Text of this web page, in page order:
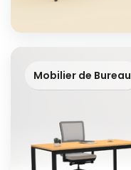
Mobilier de Bureau